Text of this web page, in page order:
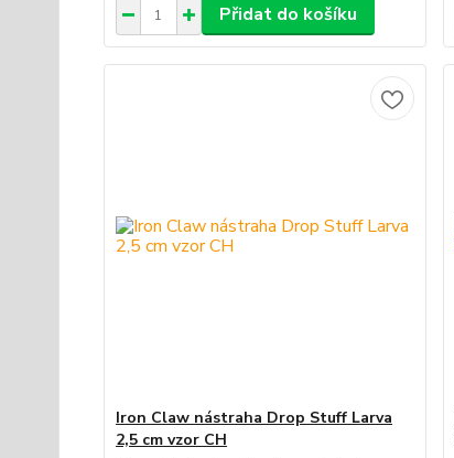
Přidat do košíku
Iron Claw nástraha Drop Stuff Larva
2,5 cm vzor CH